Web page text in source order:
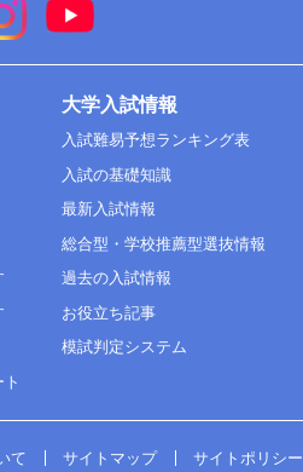
大学入試情報
入試難易予想ランキング表
入試の基礎知識
最新入試情報
総合型・学校推薦型選抜情報
過去の入試情報
お役立ち記事
模試判定システム
て サイトマップ サイトポリシー